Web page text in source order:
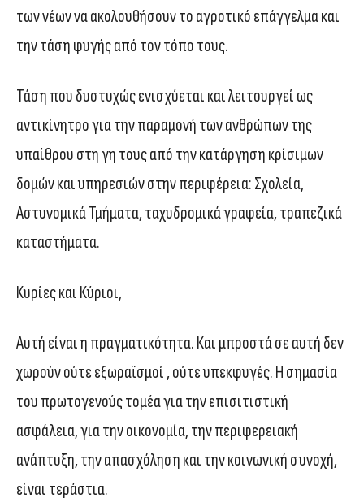
των νέων να ακολουθήσουν το αγροτικό επάγγελμα και
την τάση φυγής από τον τόπο τους.
Τάση που δυστυχώς ενισχύεται και λειτουργεί ως
αντικίνητρο για την παραμονή των ανθρώπων της
υπαίθρου στη γη τους από την κατάργηση κρίσιμων
δομών και υπηρεσιών στην περιφέρεια: Σχολεία,
Αστυνομικά Τμήματα, ταχυδρομικά γραφεία, τραπεζικά
καταστήματα.
Κυρίες και Κύριοι,
Αυτή είναι η πραγματικότητα. Και μπροστά σε αυτή δεν
χωρούν ούτε εξωραϊσμοί , ούτε υπεκφυγές. Η σημασία
του πρωτογενούς τομέα για την επισιτιστική
ασφάλεια, για την οικονομία, την περιφερειακή
ανάπτυξη, την απασχόληση και την κοινωνική συνοχή,
είναι τεράστια.